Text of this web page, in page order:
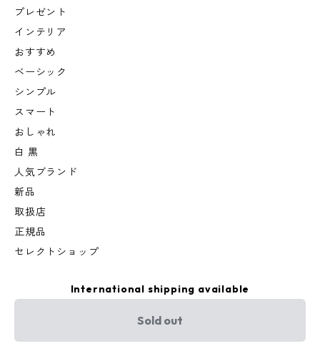
プレゼント
インテリア
おすすめ
ベーシック
シンプル
スマート
おしゃれ
白 黒
人気ブランド
新品
取扱店
正規品
セレクトショップ
International shipping available
Sold out